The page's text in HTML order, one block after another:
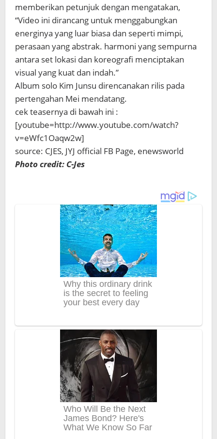
memberikan petunjuk dengan mengatakan,
“Video ini dirancang untuk menggabungkan
energinya yang luar biasa dan seperti mimpi,
perasaan yang abstrak. harmoni yang sempurna
antara set lokasi dan koreografi menciptakan
visual yang kuat dan indah.”
Album solo Kim Junsu direncanakan rilis pada
pertengahan Mei mendatang.
cek teasernya di bawah ini :
[youtube=http://www.youtube.com/watch?
v=eWfc1Oaqw2w]
source: CJES, JYJ official FB Page, enewsworld
Photo credit: C-Jes